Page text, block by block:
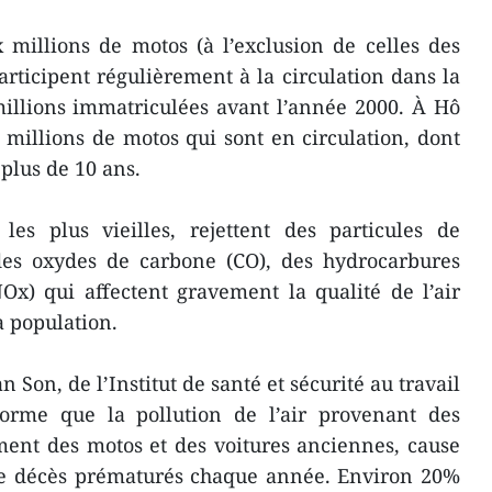
de motos (à l’exclusion de celles des
régulièrement à la circulation dans la
immatriculées avant l’année 2000. À Hô
de motos qui sont en circulation, dont
de 10 ans.
les plus vieilles, rejettent des particules de
oxydes de carbone (CO), des hydrocarbures
qui affectent gravement la qualité de l’air
population.
Son, de l’Institut de santé et sécurité au travail
que la pollution de l’air provenant des
des motos et des voitures anciennes, cause
prématurés chaque année. Environ 20%